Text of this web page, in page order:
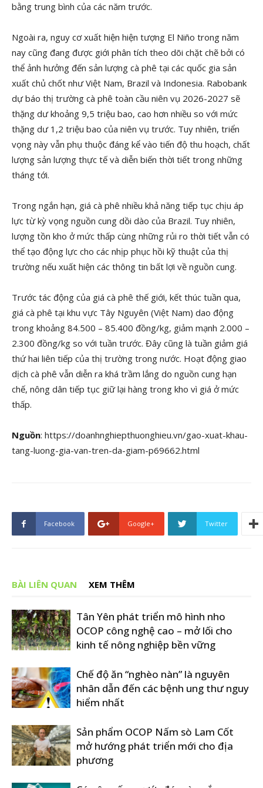
bằng trung bình của các năm trước.
Ngoài ra, nguy cơ xuất hiện hiện tượng El Niño trong năm
nay cũng đang được giới phân tích theo dõi chặt chẽ bởi có
thể ảnh hưởng đến sản lượng cà phê tại các quốc gia sản
xuất chủ chốt như Việt Nam, Brazil và Indonesia. Rabobank
dự báo thị trường cà phê toàn cầu niên vụ 2026-2027 sẽ
thặng dư khoảng 9,5 triệu bao, cao hơn nhiều so với mức
thặng dư 1,2 triệu bao của niên vụ trước. Tuy nhiên, triển
vọng này vẫn phụ thuộc đáng kể vào tiến độ thu hoạch, chất
lượng sản lượng thực tế và diễn biến thời tiết trong những
tháng tới.
Trong ngắn hạn, giá cà phê nhiều khả năng tiếp tục chịu áp
lực từ kỳ vọng nguồn cung dồi dào của Brazil. Tuy nhiên,
lượng tồn kho ở mức thấp cùng những rủi ro thời tiết vẫn có
thể tạo động lực cho các nhịp phục hồi kỹ thuật của thị
trường nếu xuất hiện các thông tin bất lợi về nguồn cung.
Trước tác động của giá cà phê thế giới, kết thúc tuần qua,
giá cà phê tại khu vực Tây Nguyên (Việt Nam) dao động
trong khoảng 84.500 – 85.400 đồng/kg, giảm mạnh 2.000 –
2.300 đồng/kg so với tuần trước. Đây cũng là tuần giảm giá
thứ hai liên tiếp của thị trường trong nước. Hoạt động giao
dịch cà phê vẫn diễn ra khá trầm lắng do nguồn cung hạn
chế, nông dân tiếp tục giữ lại hàng trong kho vì giá ở mức
thấp.
Nguồn: https://doanhnghiepthuonghieu.vn/gao-xuat-khau-
tang-luong-gia-van-tren-da-giam-p69662.html
Facebook Google+ Twitter
BÀI LIÊN QUAN XEM THÊM
Tân Yên phát triển mô hình nho
OCOP công nghệ cao – mở lối cho
kinh tế nông nghiệp bền vững
Chế độ ăn “nghèo nàn” là nguyên
nhân dẫn đến các bệnh ung thư nguy
hiểm nhất
Sản phẩm OCOP Nấm sò Lam Cốt
mở hướng phát triển mới cho địa
phương